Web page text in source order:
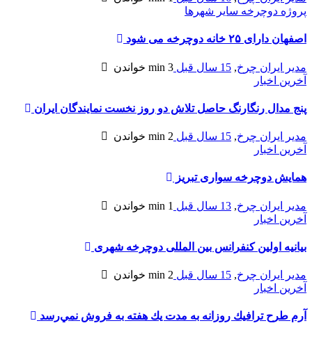
پروژه دوچرخه سایر شهرها
اصفهان دارای ۲۵ خانه دوچرخه می شود
مدیر ایران چرخ, 15 سال قبل 3 min
خواندن
آخرین اخبار
پنج مدال رنگارنگ حاصل تلاش دو روز نخست نمایندگان ایران
مدیر ایران چرخ, 15 سال قبل 2 min
خواندن
آخرین اخبار
همایش دوچرخه سواری تبریز
مدیر ایران چرخ, 13 سال قبل 1 min
خواندن
آخرین اخبار
بيانيه اولین کنفرانس بین المللی دوچرخه شهری
مدیر ایران چرخ, 15 سال قبل 2 min
خواندن
آخرین اخبار
آرم طرح ترافيك روزانه به مدت يك هفته به فروش نمي‌رسد